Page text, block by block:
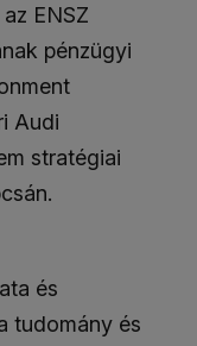
ENSZ
pénzügyi
Audi
stratégiai
és
tudomány és